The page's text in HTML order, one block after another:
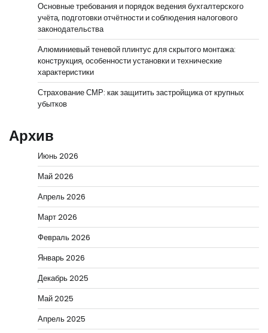
Основные требования и порядок ведения бухгалтерского
учёта, подготовки отчётности и соблюдения налогового
законодательства
Алюминиевый теневой плинтус для скрытого монтажа:
конструкция, особенности установки и технические
характеристики
Страхование СМР: как защитить застройщика от крупных
убытков
Архив
Июнь 2026
Май 2026
Апрель 2026
Март 2026
Февраль 2026
Январь 2026
Декабрь 2025
Май 2025
Апрель 2025